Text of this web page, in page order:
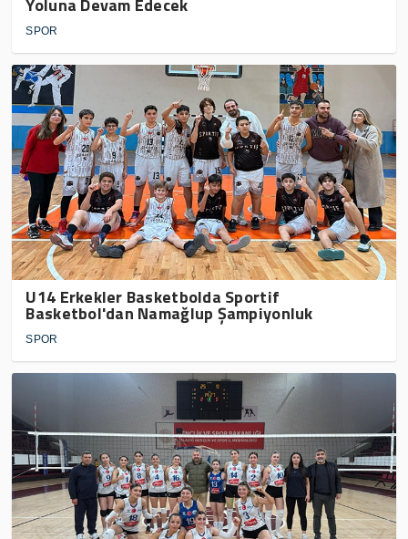
Yoluna Devam Edecek
SPOR
U14 Erkekler Basketbolda Sportif
Basketbol'dan Namağlup Şampiyonluk
SPOR